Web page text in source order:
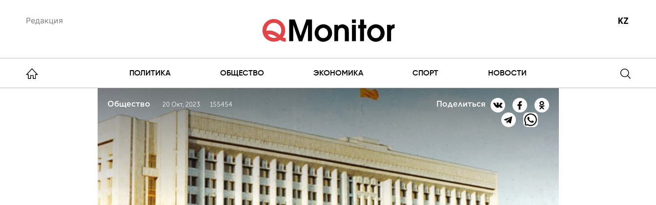
Редакция KZ
ПОЛИТИКА ОБЩЕСТВО ЭКОНОМИКА СПОРТ НОВОСТИ
Общество 20 Окт, 2023 155454 Поделиться